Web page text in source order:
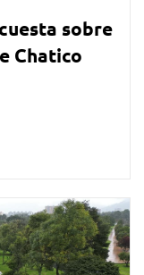
sobre
Chatico